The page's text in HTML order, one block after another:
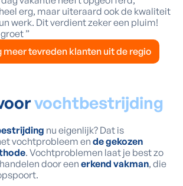
erg, maar uiteraard ook de kwaliteit
werk. Dit verdient zeker een pluim!
”
meer tevreden klanten uit de regio
vochtbestrijding
nu eigenlijk? Dat is
vochtprobleem en de gekozen
. Vochtproblemen laat je best zo
door eenerkend vakman, die